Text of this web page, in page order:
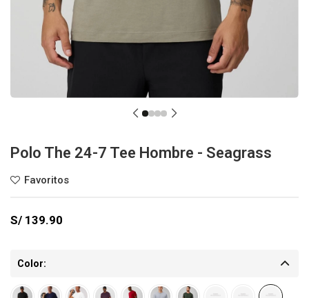
Polo The 24-7 Tee Hombre - Seagrass
S/ 139.90
Color: